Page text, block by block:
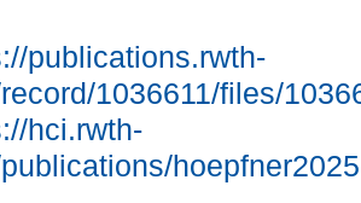
publications.rwth-
1036611/files/
hci.rwth-